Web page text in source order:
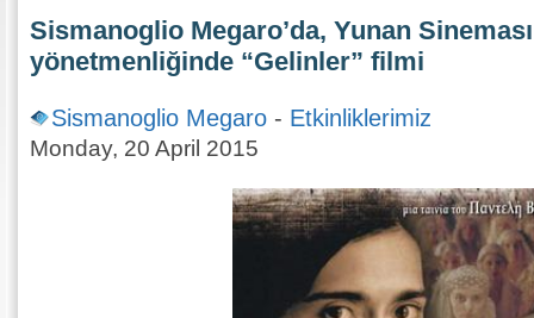
Sismanoglio Megaro’da, Yunan
yönetmenliğinde “Gelinler” filmi
Sismanoglio Megaro - Etkinliklerimiz
Monday, 20 April 2015